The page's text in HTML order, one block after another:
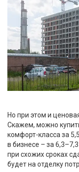
Но при этом и
Скажем, можно
комфорт-класса за
в бизнесе – за
при схожих сроках
будет на отделку